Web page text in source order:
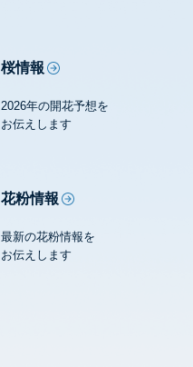
桜情報
2026年の開花予想を
お伝えします
花粉情報
最新の花粉情報を
お伝えします